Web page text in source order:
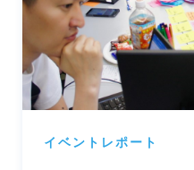
イベントレポート